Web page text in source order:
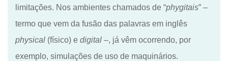
limitações. Nos ambientes chamados de “phygitais” –
termo que vem da fusão das palavras em inglês
physical (físico) e digital –, já vêm ocorrendo, por
exemplo, simulações de uso de maquinários.